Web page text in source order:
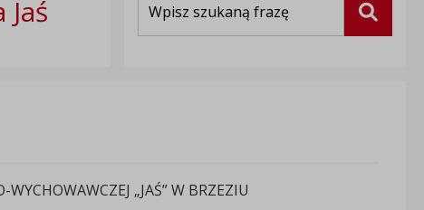
Szukaj
„JAŚ” W BRZEZIU